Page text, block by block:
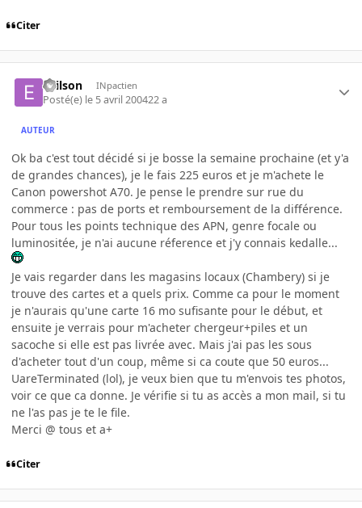
Citer
evilson INpactien
Posté(e) le 5 avril 200422 a
AUTEUR
Ok ba c'est tout décidé si je bosse la semaine prochaine (et y'a
de grandes chances), je le fais 225 euros et je m'achete le
Canon powershot A70. Je pense le prendre sur rue du
commerce : pas de ports et remboursement de la différence.
Pour tous les points technique des APN, genre focale ou
luminositée, je n'ai aucune réference et j'y connais kedalle...
Je vais regarder dans les magasins locaux (Chambery) si je
trouve des cartes et a quels prix. Comme ca pour le moment
je n'aurais qu'une carte 16 mo sufisante pour le début, et
ensuite je verrais pour m'acheter chergeur+piles et un
sacoche si elle est pas livrée avec. Mais j'ai pas les sous
d'acheter tout d'un coup, même si ca coute que 50 euros...
UareTerminated (lol), je veux bien que tu m'envois tes photos,
voir ce que ca donne. Je vérifie si tu as accès a mon mail, si tu
ne l'as pas je te le file.
Merci @ tous et a+
Citer